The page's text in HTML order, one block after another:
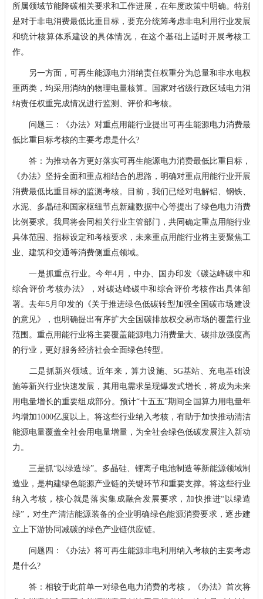
所属领域节能降碳相关要求和工作进展，在年度政策中明确。特别
是对于非电消费最低比重目标，要充分统筹考虑非电利用行业发展
和统计核算体系建设的具体情况，在这个基础上适时开展考核工
作。
另一方面，可再生能源电力消纳责任权重分为总量和非水电权
重两类，均采用消纳的物理电量核算。国家对省级行政区域电力消
纳责任权重完成情况进行监测、评价和考核。
问题三：《办法》对重点用能行业提出可再生能源电力消费最
低比重目标考核的主要考虑是什么?
答：为推动各方更好落实可再生能源电力消费最低比重目标，
《办法》坚持全面和重点相结合的思路，明确对重点用能行业开展
消费最低比重目标的监测考核。目前，我们已经对电解铝、钢铁、
水泥、多晶硅和国家枢纽节点新建数据中心等提出了绿色电力消费
比例要求。我局将会同相关行业主管部门，共同确定重点用能行业
具体范围、指标设定和考核要求，未来重点用能行业将主要聚焦工
业、建筑和交通等消费侧重点领域。
一是抓重点行业。今年4月，中办、国办印发《碳达峰碳中和
综合评价考核办法》，对碳达峰碳中和综合评价考核作出具体部
署。去年5月印发的《关于推进绿色低碳转型加强全国碳市场建设
的意见》，也明确提出有序扩大全国碳排放权交易市场的覆盖行业
范围。重点用能行业将主要覆盖能源电力消费量大、碳排放强度高
的行业，更好服务经济社会全面绿色转型。
二是抓新兴领域。近年来，算力设施、5G基站、充电基础设
施等新兴行业快速发展，其用电需求呈现爆发式增长，将成为未来
用电量增长的重要组成部分。预计“十五五”期间全国算力用电量年
均增加1000亿度以上。将这些行业纳入考核，有助于加快推动清洁
能源电量覆盖全社会用电量增量，为全社会绿色低碳发展注入新动
力。
三是抓“以绿造绿”。多晶硅、锂离子电池制造等新能源领域制
造业，是构建绿色能源产业链的关键环节和重要支撑。将这些行业
纳入考核，核心就是落实集成融合发展要求，加快推进“以绿造
绿”，对生产清洁能源装备的企业明确绿色能源消费要求，逐步建
立上下游协同减碳的绿色产业链供应链。
问题四：《办法》将可再生能源非电利用纳入考核的主要考虑
是什么?
答：相较于此前单一对绿色电力消费的考核，《办法》首次将